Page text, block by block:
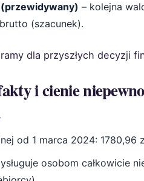
– kolejna
(szacunek).
dla przyszłych decyzji
i cienie
od 1 marca 2024: 1780,96
osobom całkowicie